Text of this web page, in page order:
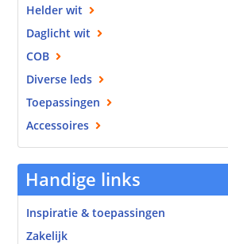
Helder wit
Daglicht wit
COB
Diverse leds
Toepassingen
Accessoires
Handige links
Inspiratie & toepassingen
Zakelijk